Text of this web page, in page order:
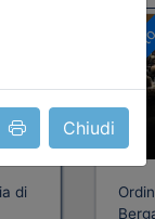
Chiudi
di